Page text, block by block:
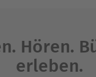
Hören.
erleben.